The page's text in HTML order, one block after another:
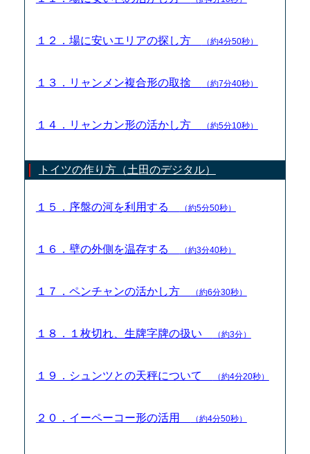
１２．場に安いエリアの探し方 （約4分50秒）
１３．リャンメン複合形の取捨 （約7分40秒）
１４．リャンカン形の活かし方 （約5分10秒）
トイツの作り方（土田のデジタル）
１５．序盤の河を利用する （約5分50秒）
１６．壁の外側を温存する （約3分40秒）
１７．ペンチャンの活かし方 （約6分30秒）
１８．１枚切れ、生牌字牌の扱い （約3分）
１９．シュンツとの天秤について （約4分20秒）
２０．イーペーコー形の活用 （約4分50秒）